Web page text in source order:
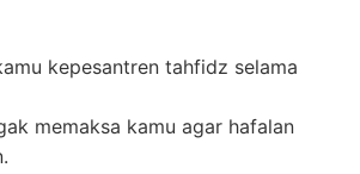
kepesantren tahfidz selama
memaksa kamu agar hafalan